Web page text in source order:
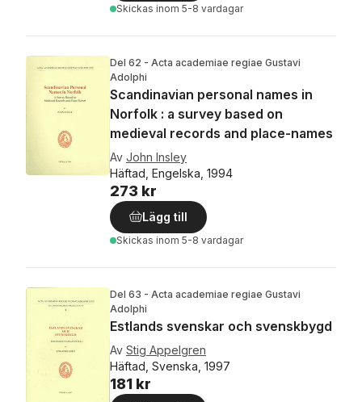
Skickas inom 5-8 vardagar
Del 62 - Acta academiae regiae Gustavi
Adolphi
Scandinavian personal names in
Norfolk : a survey based on
medieval records and place-names
Av John Insley
Häftad, Engelska, 1994
273 kr
Lägg till
Skickas inom 5-8 vardagar
Del 63 - Acta academiae regiae Gustavi
Adolphi
Estlands svenskar och svenskbygd
Av Stig Appelgren
Häftad, Svenska, 1997
181 kr